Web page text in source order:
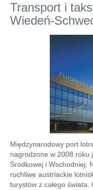
Transport i
Wiedeń-
Międzynarodowy port
nagrodzone w 2008 roku
Środkowej i Wschodniej.
ruchliwe austriackie
turystów z całego